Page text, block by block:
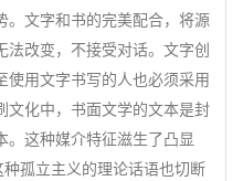
。文字和书的完美配合，将源
法改变，不接受对话。文字创
使用文字书写的人也必须采用
文化中，书面文学的文本是封
。这种媒介特征滋生了凸显
孤立主义的理论话语也切断